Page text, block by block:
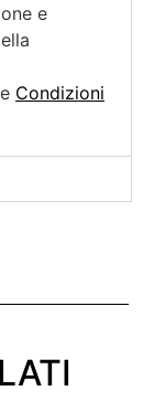
e
e Condizioni